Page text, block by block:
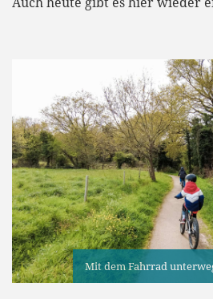
Mit dem Fahrrad